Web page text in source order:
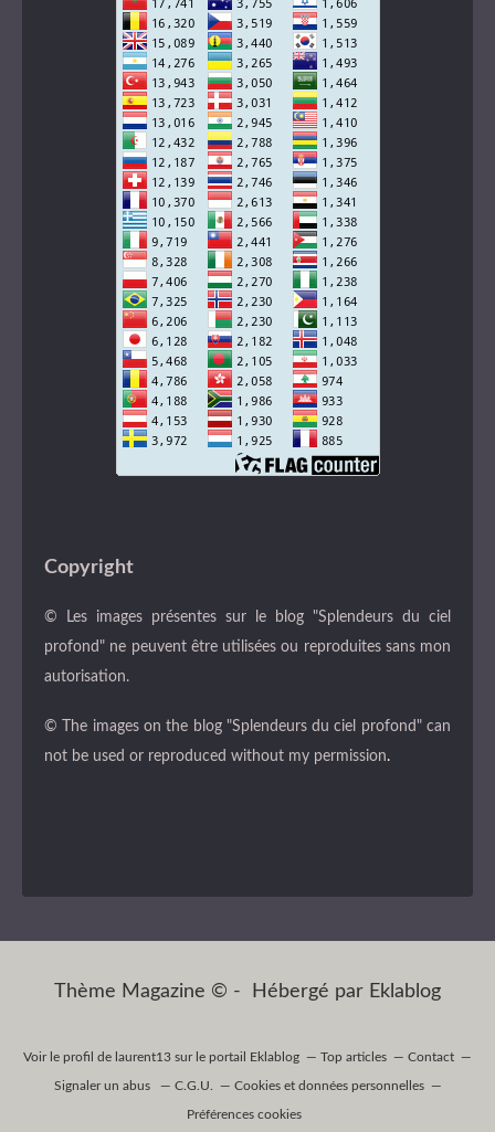
Copyright
© Les images présentes sur le blog "Splendeurs du ciel
profond" ne peuvent être utilisées ou reproduites sans mon
autorisation.
© The images on the blog "Splendeurs du ciel profond" can
not be used or reproduced without my permission.
Thème Magazine © - Hébergé par Eklablog
Voir le profil de laurent13 sur le portail Eklablog Top articles Contact
Signaler un abus C.G.U. Cookies et données personnelles
Préférences cookies